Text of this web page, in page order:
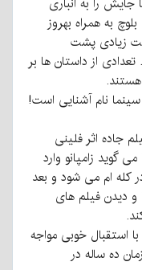
به همراه بهروز
زیادی پشت
از داستان ها بر
سینما نام آشنایی است!
جاده اثر فلینی
گوید زامپانو وارد
ام می شود و بعد
و دیدن فیلم های
کتاب اول شما در سال ۸۵ که با استقبال خوبی مواجه
ده ساله در